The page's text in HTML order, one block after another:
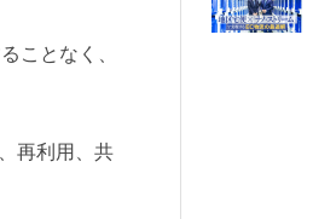
ことなく、
再利用、共